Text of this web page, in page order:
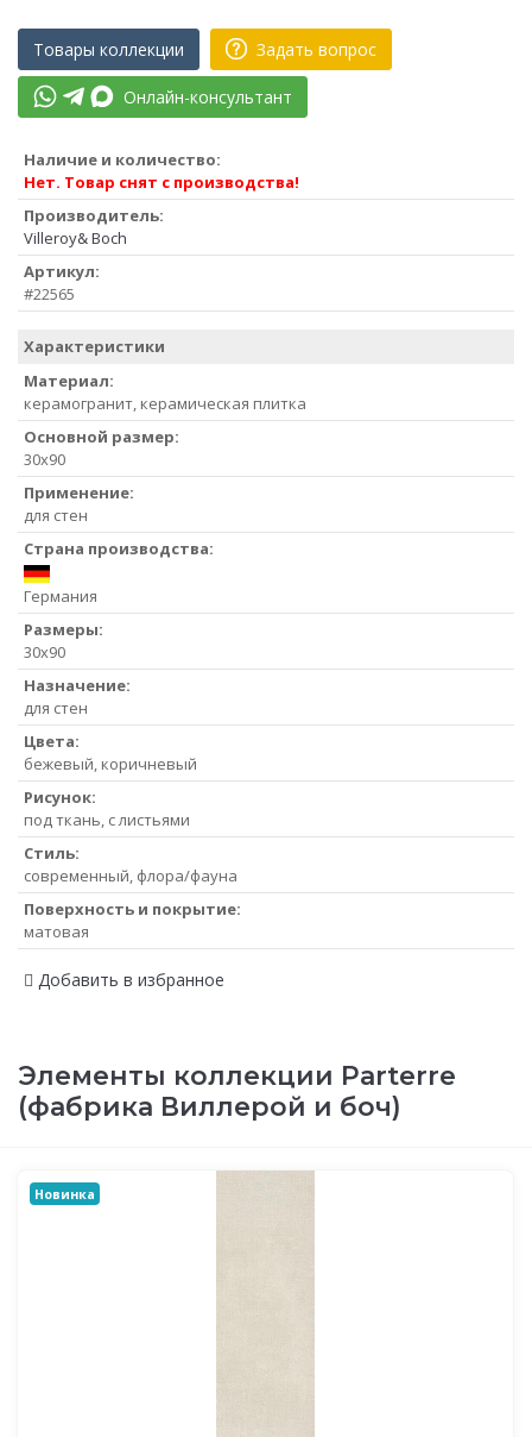
Товары коллекции Задать вопрос
Онлайн-консультант
Наличие и количество:
Нет. Товар снят с производства!
Производитель:
Villeroy& Boch
Артикул:
#22565
Характеристики
Материал:
керамогранит, керамическая плитка
Основной размер:
30x90
Применение:
для стен
Страна производства:
Германия
Размеры:
30x90
Назначение:
для стен
Цвета:
бежевый, коричневый
Рисунок:
под ткань, с листьями
Стиль:
современный, флора/фауна
Поверхность и покрытие:
матовая
Добавить в избранное
Элементы коллекции Parterre
(фабрика Виллерой и боч)
Новинка